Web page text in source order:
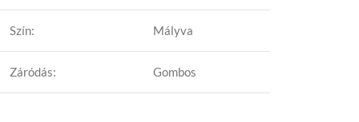
Szín: Mályva
Záródás: Gombos